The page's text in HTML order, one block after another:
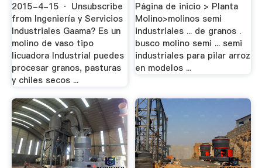
2015-4-15 · Unsubscribe
from Ingeniería y Servicios
Industriales Gaama? Es un
molino de vaso tipo
licuadora Industrial puedes
procesar granos, pasturas
y chiles secos ...
Página de inicio > Planta
Molino>molinos semi
industriales ... de granos .
busco molino semi ... semi
industriales para pilar arroz
en modelos ...